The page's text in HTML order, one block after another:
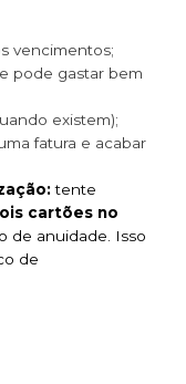
vencimentos;
pode gastar bem
existem);
fatura e acabar
tente
cartões no
de anuidade. Isso
de